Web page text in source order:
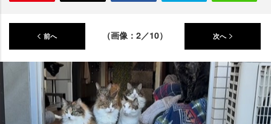
前へ （画像：2／10） 次へ